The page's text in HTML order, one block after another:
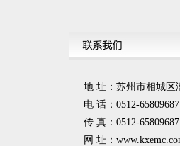
地 址：苏州市相城区
电 话：0512-65809687
传 真：0512-65809687
网 址：